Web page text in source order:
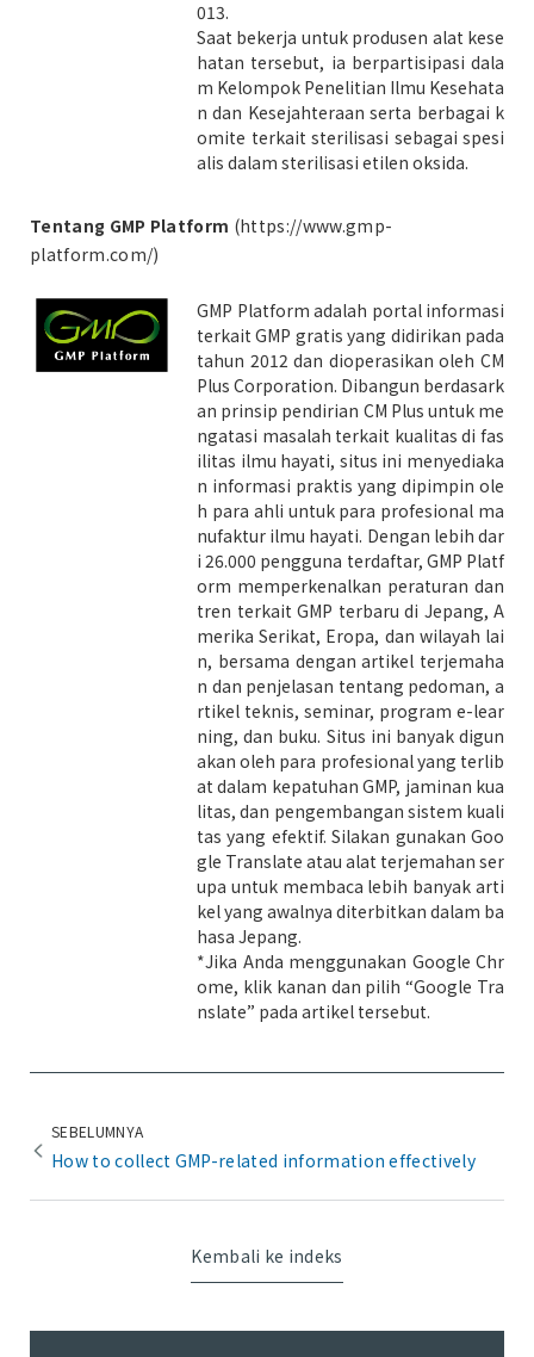
013.
Saat bekerja untuk produsen alat kese
hatan tersebut, ia berpartisipasi dala
m Kelompok Penelitian Ilmu Kesehata
n dan Kesejahteraan serta berbagai k
omite terkait sterilisasi sebagai spesi
alis dalam sterilisasi etilen oksida.
Tentang GMP Platform (https://www.gmp-
platform.com/)
GMP Platform adalah portal informasi
terkait GMP gratis yang didirikan pada
tahun 2012 dan dioperasikan oleh CM
Plus Corporation. Dibangun berdasark
an prinsip pendirian CM Plus untuk me
ngatasi masalah terkait kualitas di fas
ilitas ilmu hayati, situs ini menyediaka
n informasi praktis yang dipimpin ole
h para ahli untuk para profesional ma
nufaktur ilmu hayati. Dengan lebih dar
i 26.000 pengguna terdaftar, GMP Platf
orm memperkenalkan peraturan dan
tren terkait GMP terbaru di Jepang, A
merika Serikat, Eropa, dan wilayah lai
n, bersama dengan artikel terjemaha
n dan penjelasan tentang pedoman, a
rtikel teknis, seminar, program e-lear
ning, dan buku. Situs ini banyak digun
akan oleh para profesional yang terlib
at dalam kepatuhan GMP, jaminan kua
litas, dan pengembangan sistem kuali
tas yang efektif. Silakan gunakan Goo
gle Translate atau alat terjemahan ser
upa untuk membaca lebih banyak arti
kel yang awalnya diterbitkan dalam ba
hasa Jepang.
*Jika Anda menggunakan Google Chr
ome, klik kanan dan pilih “Google Tra
nslate” pada artikel tersebut.
SEBELUMNYA
How to collect GMP-related information effectively
Kembali ke indeks